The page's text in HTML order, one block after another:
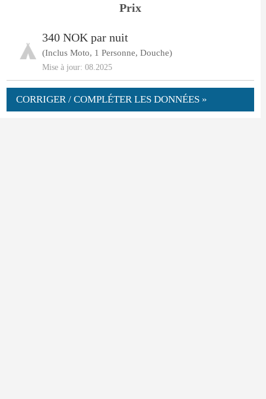
Prix
340 NOK par nuit
(Inclus Moto, 1 Personne, Douche)
Mise à jour: 08.2025
CORRIGER / COMPLÉTER LES DONNÉES »